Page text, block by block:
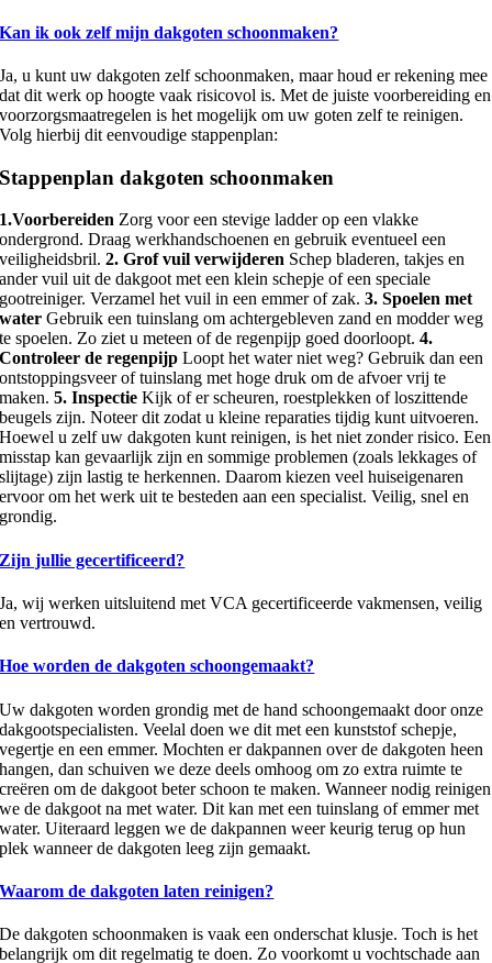
Kan ik ook zelf mijn dakgoten schoonmaken?
Ja, u kunt uw dakgoten zelf schoonmaken, maar houd er rekening mee
dat dit werk op hoogte vaak risicovol is. Met de juiste voorbereiding en
voorzorgsmaatregelen is het mogelijk om uw goten zelf te reinigen.
Volg hierbij dit eenvoudige stappenplan:
Stappenplan dakgoten schoonmaken
1.Voorbereiden Zorg voor een stevige ladder op een vlakke
ondergrond. Draag werkhandschoenen en gebruik eventueel een
veiligheidsbril.2. Grof vuil verwijderen Schep bladeren, takjes en
ander vuil uit de dakgoot met een klein schepje of een speciale
gootreiniger. Verzamel het vuil in een emmer of zak.3. Spoelen met
water Gebruik een tuinslang om achtergebleven zand en modder weg
te spoelen. Zo ziet u meteen of de regenpijp goed doorloopt.4.
Controleer de regenpijp Loopt het water niet weg? Gebruik dan een
ontstoppingsveer of tuinslang met hoge druk om de afvoer vrij te
maken.5. Inspectie Kijk of er scheuren, roestplekken of loszittende
beugels zijn. Noteer dit zodat u kleine reparaties tijdig kunt uitvoeren.
Hoewel u zelf uw dakgoten kunt reinigen, is het niet zonder risico. Een
misstap kan gevaarlijk zijn en sommige problemen (zoals lekkages of
slijtage) zijn lastig te herkennen. Daarom kiezen veel huiseigenaren
ervoor om het werk uit te besteden aan een specialist. Veilig, snel en
grondig.
Zijn jullie gecertificeerd?
Ja, wij werken uitsluitend met VCA gecertificeerde vakmensen, veilig
en vertrouwd.
Hoe worden de dakgoten schoongemaakt?
Uw dakgoten worden grondig met de hand schoongemaakt door onze
dakgootspecialisten. Veelal doen we dit met een kunststof schepje,
vegertje en een emmer. Mochten er dakpannen over de dakgoten heen
hangen, dan schuiven we deze deels omhoog om zo extra ruimte te
creëren om de dakgoot beter schoon te maken. Wanneer nodig reinigen
we de dakgoot na met water. Dit kan met een tuinslang of emmer met
water. Uiteraard leggen we de dakpannen weer keurig terug op hun
plek wanneer de dakgoten leeg zijn gemaakt.
Waarom de dakgoten laten reinigen?
De dakgoten schoonmaken is vaak een onderschat klusje. Toch is het
belangrijk om dit regelmatig te doen. Zo voorkomt u vochtschade aan